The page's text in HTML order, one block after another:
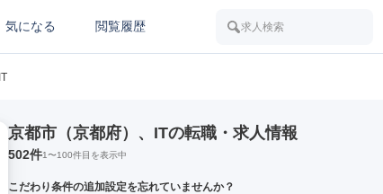
気になる 閲覧履歴 求人検索
IT
京都市（京都府）、ITの転職・求人情報
502件1〜100件目を表示中
こだわり条件の追加設定を忘れていませんか？